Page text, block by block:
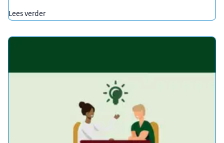
Lees verder